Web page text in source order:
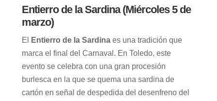
Entierro de la Sardina(Miércoles 5 de
marzo)
El Entierro de la Sardinaes una tradición que
marca el final del Carnaval. En Toledo, este
evento se celebra con una gran procesión
burlesca en la que se quema una sardina de
cartón en señal de despedida del desenfreno del